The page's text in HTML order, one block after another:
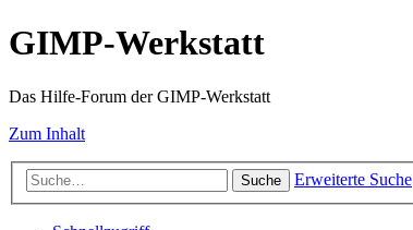
GIMP-Werkstatt
Das Hilfe-Forum der GIMP-Werkstatt
Zum Inhalt
Suche Erweiterte Suche